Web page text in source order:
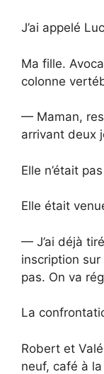
J’ai appelé
Ma fille.
colonne
— Maman,
arrivant deux
Elle n’était
Elle était
— J’ai déjà
inscription
pas. On va
La
Robert et
neuf, café à